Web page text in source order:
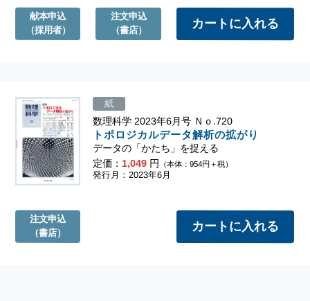
献本申込
（採用者）
注文申込
（書店）
数理科学 2023年6月号 Ｎｏ.720
トポロジカルデータ解析の拡がり
データの「かたち」を捉える
定価： 1,049 円 （本体：954円＋税）
紙
発行月：2023年6月
注文申込
（書店）